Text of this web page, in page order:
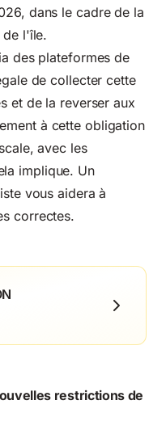
dans le cadre de la
de l'île.
des plateformes de
de collecter cette
et de la reverser aux
à cette obligation
avec les
implique. Un
vous aidera à
correctes.
restrictions de